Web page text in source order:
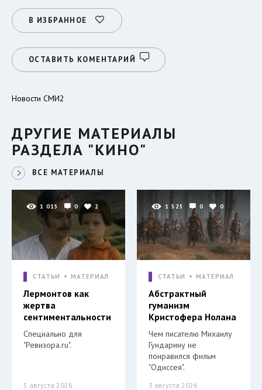
В ИЗБРАННОЕ
ОСТАВИТЬ КОМЕНТАРИЙ
Новости СМИ2
ДРУГИЕ МАТЕРИАЛЫ
РАЗДЕЛА "КИНО"
ВСЕ МАТЕРИАЛЫ
1 015 0 2
СТАТЬИ МАТЕРИАЛ
Лермонтов как
жертва
сентиментальности
Специально для
"Ревизора.ru".
5 августа 2026
1 525 0 0
СТАТЬИ МАТЕРИАЛ
Абстрактный
гуманизм
Кристофера Нолана
Чем писателю Михаилу
Гундарину не
понравился фильм
"Одиссея".
3 августа 2026